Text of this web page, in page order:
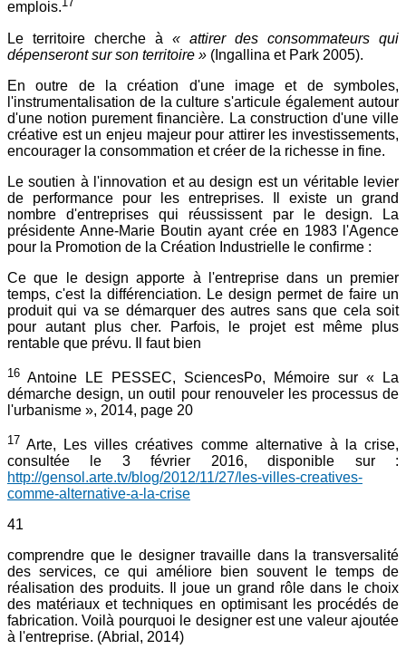
emplois.
Le territoire cherche à « attirer des consommateurs qui
dépenseront sur son territoire » (Ingallina et Park 2005).
En outre de la création d'une image et de symboles,
l'instrumentalisation de la culture s'articule également autour
d'une notion purement financière. La construction d'une ville
créative est un enjeu majeur pour attirer les investissements,
encourager la consommation et créer de la richesse in fine.
Le soutien à l'innovation et au design est un véritable levier
de performance pour les entreprises. Il existe un grand
nombre d'entreprises qui réussissent par le design. La
présidente Anne-Marie Boutin ayant crée en 1983 l'Agence
pour la Promotion de la Création Industrielle le confirme :
Ce que le design apporte à l'entreprise dans un premier
temps, c'est la différenciation. Le design permet de faire un
produit qui va se démarquer des autres sans que cela soit
pour autant plus cher. Parfois, le projet est même plus
rentable que prévu. Il faut bien
16 Antoine LE PESSEC, SciencesPo, Mémoire sur « La
démarche design, un outil pour renouveler les processus de
l'urbanisme », 2014, page 20
17 Arte, Les villes créatives comme alternative à la crise,
consultée le 3 février 2016, disponible sur :
http://gensol.arte.tv/blog/2012/11/27/les-villes-creatives-
comme-alternative-a-la-crise
41
comprendre que le designer travaille dans la transversalité
des services, ce qui améliore bien souvent le temps de
réalisation des produits. Il joue un grand rôle dans le choix
des matériaux et techniques en optimisant les procédés de
fabrication. Voilà pourquoi le designer est une valeur ajoutée
à l'entreprise. (Abrial, 2014)